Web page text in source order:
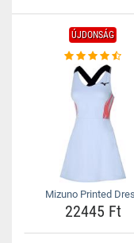
ÚJDONSÁG
Mizuno Printed
22445 Ft